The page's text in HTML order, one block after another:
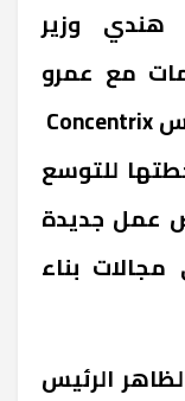
وزير
مع عمرو
للتوسع
عمل جديدة
مجالات بناء
الرئيس